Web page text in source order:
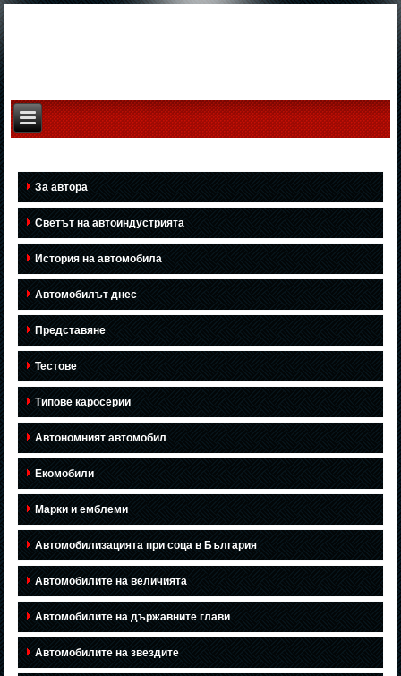
За автора
Светът на автоиндустрията
История на автомобила
Автомобилът днес
Представяне
Тестове
Типове каросерии
Автономният автомобил
Екомобили
Марки и емблеми
Автомобилизацията при соца в България
Автомобилите на величията
Автомобилите на държавните глави
Автомобилите на звездите